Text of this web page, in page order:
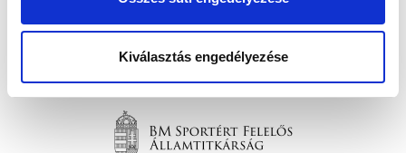
Kiválasztás engedélyezése